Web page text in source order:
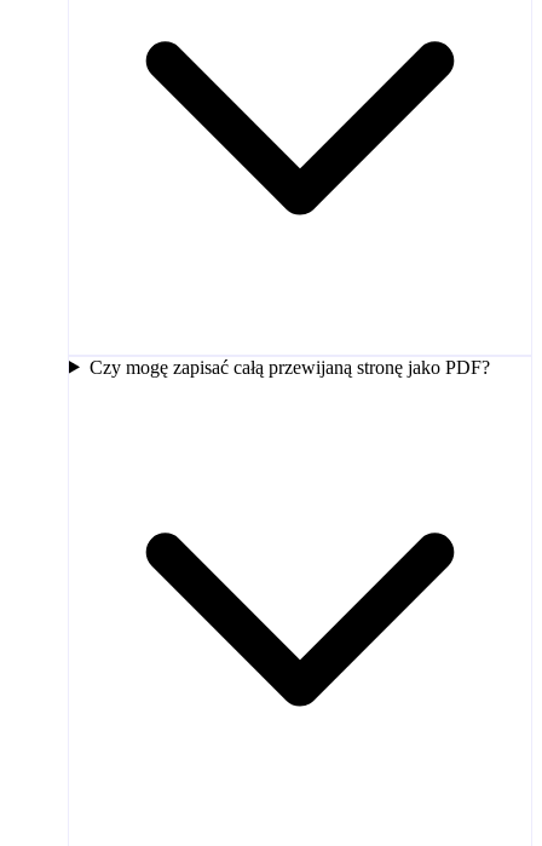
Czy mogę zapisać całą przewijaną stronę jako PDF?